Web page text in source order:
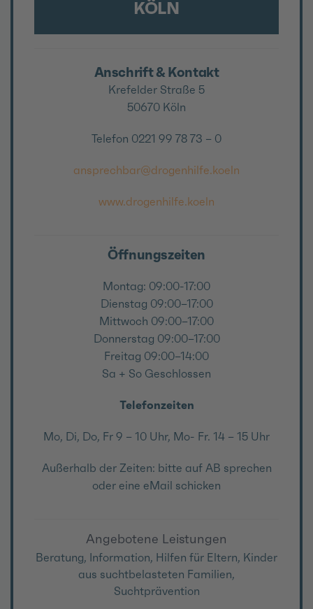
KÖLN
Anschrift & Kontakt
Krefelder Straße 5
50670 Köln
Telefon 0221 99 78 73 – 0
ansprechbar@drogenhilfe.koeln
www.drogenhilfe.koeln
Öffnungszeiten
Montag: 09:00-17:00
Dienstag 09:00–17:00
Mittwoch 09:00–17:00
Donnerstag 09:00–17:00
Freitag 09:00–14:00
Sa + So Geschlossen
Telefonzeiten
Mo, Di, Do, Fr 9 – 10 Uhr, Mo- Fr. 14 – 15 Uhr
Außerhalb der Zeiten: bitte auf AB sprechen
oder eine eMail schicken
Angebotene Leistungen
Beratung, Information, Hilfen für Eltern, Kinder
aus suchtbelasteten Familien,
Suchtprävention